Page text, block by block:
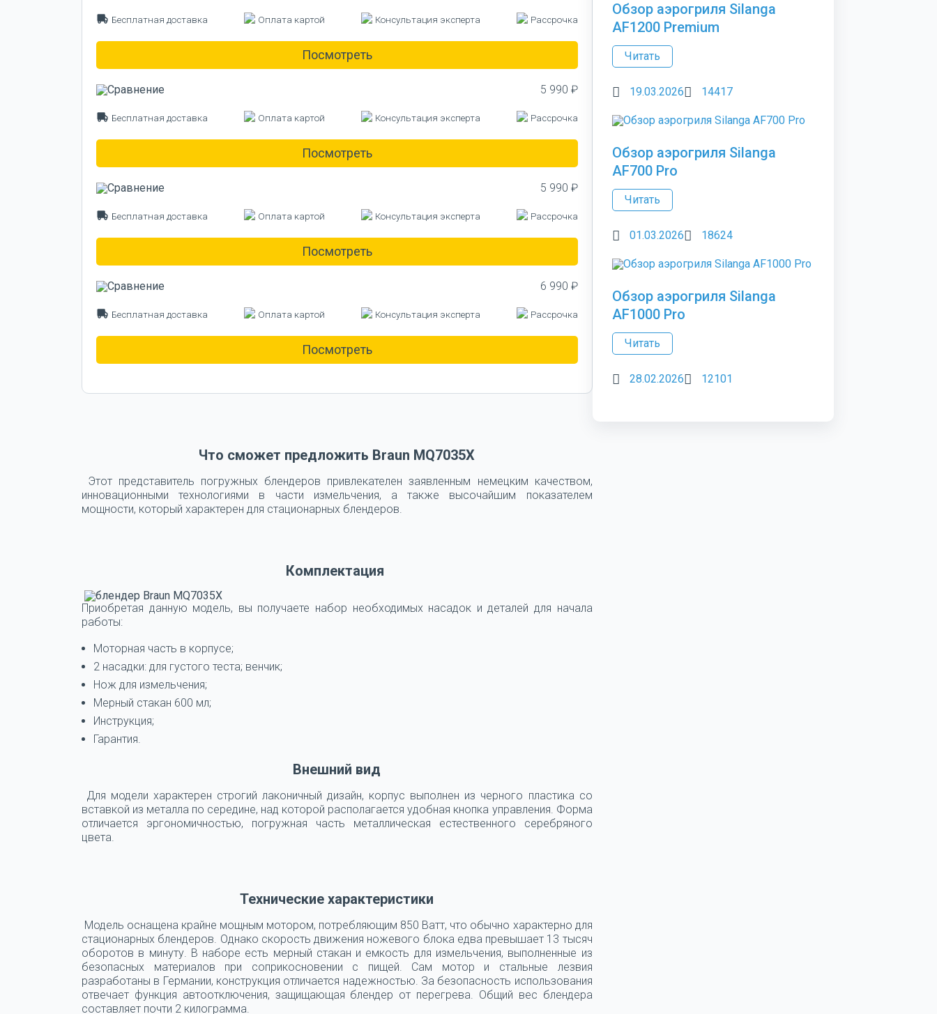
Бесплатная доставка Оплата картой Консультация эксперта Рассрочка
Посмотреть
5 990 ₽
Бесплатная доставка Оплата картой Консультация эксперта Рассрочка
Посмотреть
5 990 ₽
Бесплатная доставка Оплата картой Консультация эксперта Рассрочка
Посмотреть
6 990 ₽
Бесплатная доставка Оплата картой Консультация эксперта Рассрочка
Посмотреть
Что сможет предложить Braun MQ7035X
Этот представитель погружных блендеров привлекателен заявленным немецким качеством,
инновационными технологиями в части измельчения, а также высочайшим показателем
мощности, который характерен для стационарных блендеров.
Комплектация
Приобретая данную модель, вы получаете набор необходимых насадок и деталей для начала
работы:
Моторная часть в корпусе;
2 насадки: для густого теста; венчик;
Нож для измельчения;
Мерный стакан 600 мл;
Инструкция;
Гарантия.
Внешний вид
Для модели характерен строгий лаконичный дизайн, корпус выполнен из черного пластика со
вставкой из металла по середине, над которой располагается удобная кнопка управления. Форма
отличается эргономичностью, погружная часть металлическая естественного серебряного
цвета.
Технические характеристики
Модель оснащена крайне мощным мотором, потребляющим 850 Ватт, что обычно характерно для
стационарных блендеров. Однако скорость движения ножевого блока едва превышает 13 тысяч
оборотов в минуту. В наборе есть мерный стакан и емкость для измельчения, выполненные из
безопасных материалов при соприкосновении с пищей. Сам мотор и стальные лезвия
разработаны в Германии, конструкция отличается надежностью. За безопасность использования
отвечает функция автоотключения, защищающая блендер от перегрева. Общий вес блендера
составляет почти 2 килограмма.
Обзор аэрогриля Silanga
AF1200 Premium
Читать
19.03.2026 14417
Обзор аэрогриля Silanga
AF700 Pro
Читать
01.03.2026 18624
Обзор аэрогриля Silanga
AF1000 Pro
Читать
28.02.2026 12101